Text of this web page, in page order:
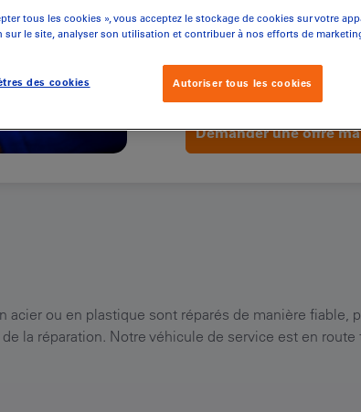
Demandez dès
Demander une offre
acier ou en plastique sont réparés de manière
la réparation. Notre véhicule de service est en
tous les cookies », vous acceptez le stockage de cookies sur votre
sur le site, analyser son utilisation et contribuer à nos efforts de
Autoriser tous les cookies
des cookies